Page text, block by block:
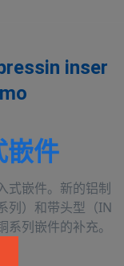
嵌件
式嵌件。新的铝制
列）和带头型（IN
列嵌件的补充。